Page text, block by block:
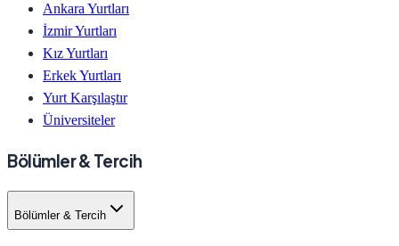
Ankara Yurtları
İzmir Yurtları
Kız Yurtları
Erkek Yurtları
Yurt Karşılaştır
Üniversiteler
Bölümler & Tercih
Bölümler & Tercih